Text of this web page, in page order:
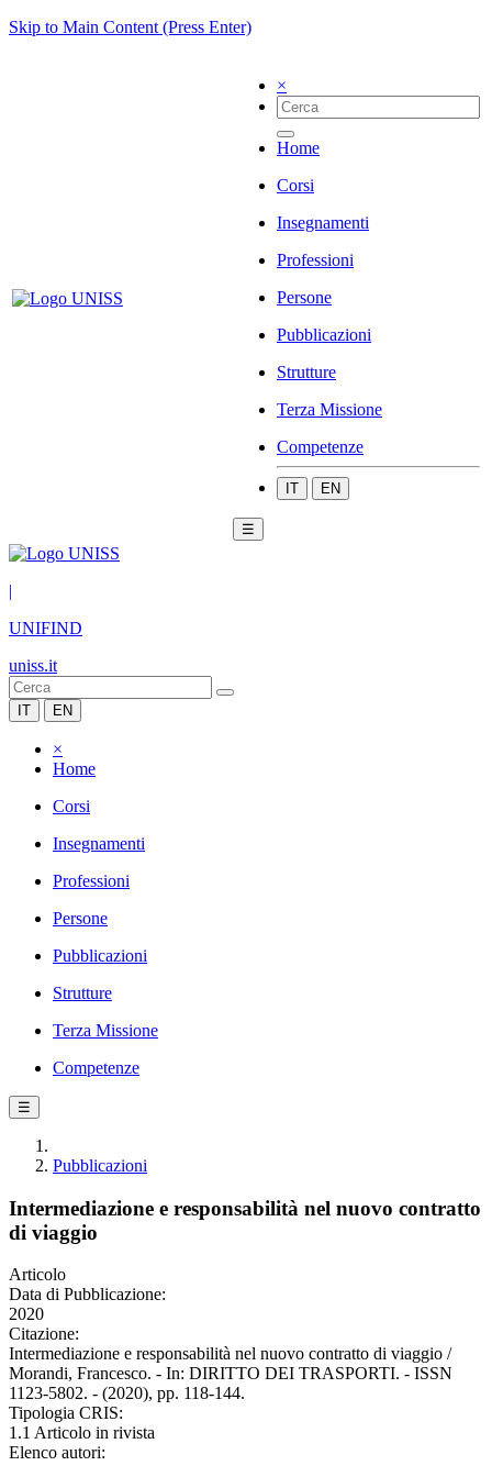
Skip to Main Content (Press Enter)
×
Home
Corsi
Insegnamenti
Professioni
Persone
Pubblicazioni
Strutture
Terza Missione
Competenze
IT EN
☰
|
UNIFIND
uniss.it
IT EN
×
Home
Corsi
Insegnamenti
Professioni
Persone
Pubblicazioni
Strutture
Terza Missione
Competenze
☰
Pubblicazioni
Intermediazione e responsabilità nel nuovo contratto
di viaggio
Articolo
Data di Pubblicazione:
2020
Citazione:
Intermediazione e responsabilità nel nuovo contratto di viaggio /
Morandi, Francesco. - In: DIRITTO DEI TRASPORTI. - ISSN
1123-5802. - (2020), pp. 118-144.
Tipologia CRIS:
1.1 Articolo in rivista
Elenco autori: